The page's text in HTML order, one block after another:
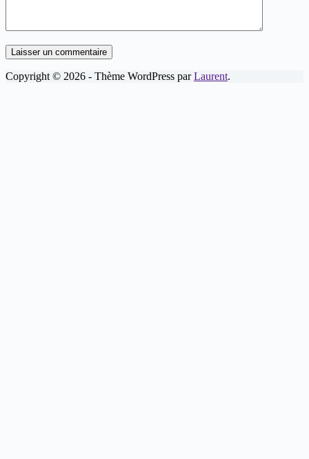
Laisser un commentaire
Copyright © 2026 - Thème WordPress parLaurent.